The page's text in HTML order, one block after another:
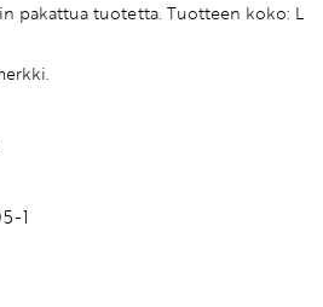
pakattua tuotetta. Tuotteen koko: L
1